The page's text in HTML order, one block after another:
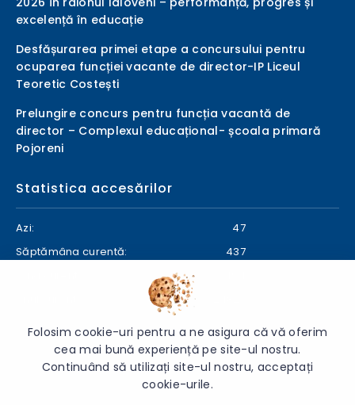
excelență în educație
Desfășurarea primei etape a concursului pentru
ocuparea funcției vacante de director-IP Liceul
Teoretic Costești
Prelungire concurs pentru funcția vacantă de
director – Complexul educațional- școala primară
Pojoreni
Statistica accesărilor
Azi:
47
Săptămâna curentă:
437
© 2026 Direcția Generală Educație Ialoveni - Toate drepturile
rezervate.
Folosim cookie-uri pentru a ne asigura că vă oferim
cea mai bună experiență pe site-ul nostru.
Continuând să utilizați site-ul nostru, acceptați
cookie-urile.